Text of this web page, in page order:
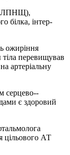
(ЛПНЩ),
білка, інтер­
ожиріння
тіла перевищував
артеріальну
серцево-­
є здоровий
цільового АТ